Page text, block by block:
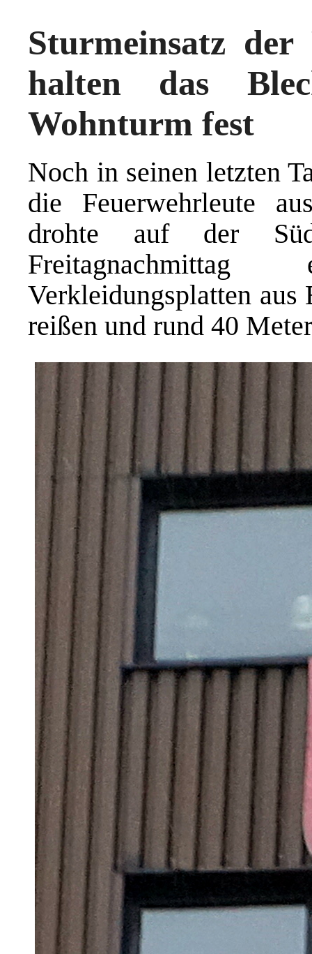
Sturmeinsatz der
halten das
Wohnturm fest
Noch in seinen letzten
die Feuerwehrleute
drohte auf der
Verkleidungsplatten
reißen und rund 40